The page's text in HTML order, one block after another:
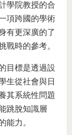
學院教授的合
項跨國的學術
有更深廣的了
戰時的參考。
目標是透過設
生從社會與日
其系統性問題
跳脫知識層
能力。